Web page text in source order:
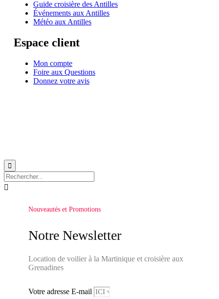
Guide croisière des Antilles
Événements aux Antilles
Météo aux Antilles
Espace client
Mon compte
Foire aux Questions
Donnez votre avis


Nouveautés et Promotions
Notre Newsletter
Location de voilier à la Martinique et croisière aux
Grenadines
Votre adresse E-mail